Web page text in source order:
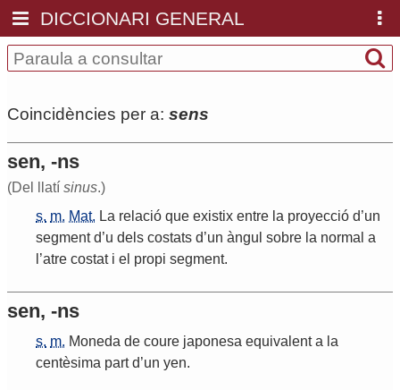
DICCIONARI GENERAL
Coincidències per a: sens
sen, -ns
(Del llatí sinus.)
s. m. Mat. La relació que existix entre la proyecció d’un
segment d’u dels costats d’un àngul sobre la normal a
’atre costat i el propi segment.
sen, -ns
s. m. Moneda de coure japonesa equivalent a la
centèsima part d’un yen.